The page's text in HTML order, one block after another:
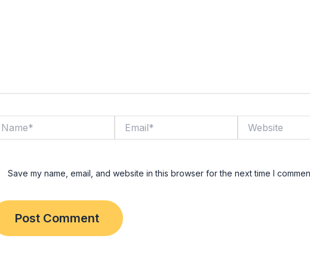
Save my name, email, and website in this browser for the next time I